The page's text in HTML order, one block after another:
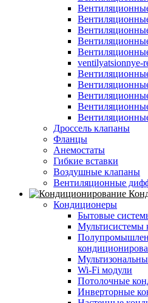
ventilyatsionnye-
Дроссель клапаны
Фланцы
Анемостаты
Гибкие вставки
Воздушные клапаны
Вентиляционные
Кондиционеры
Бытовые
Мультисистемы
Wi-Fi модули
Потолочные
Инверторные